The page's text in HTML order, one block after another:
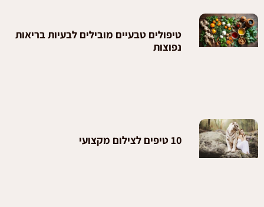
טיפולים טבעיים מובילים לבעיות בריאות
נפוצות
10 טיפים לצילום מקצועי